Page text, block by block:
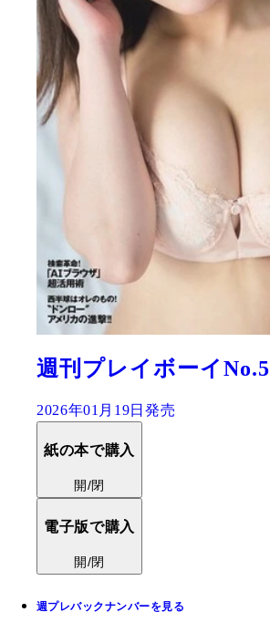
週刊プレイボーイNo.5
2026年01月19日発売
紙の本で購入
開/閉
電子版で購入
開/閉
週プレバックナンバーを見る